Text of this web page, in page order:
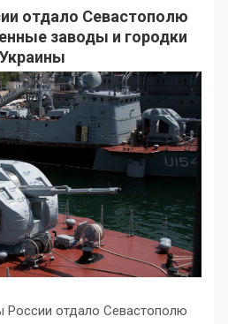
отдало Севастополю
заводы и городки
России отдало Севастополю